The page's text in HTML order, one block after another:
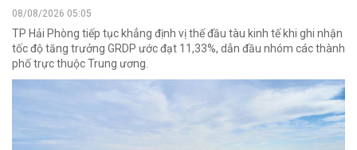
08/08/2026 05:05
TP Hải Phòng tiếp tục khẳng định vị thế đầu tàu kinh tế khi ghi nhận
tốc độ tăng trưởng GRDP ước đạt 11,33%, dẫn đầu nhóm các thành
phố trực thuộc Trung ương.